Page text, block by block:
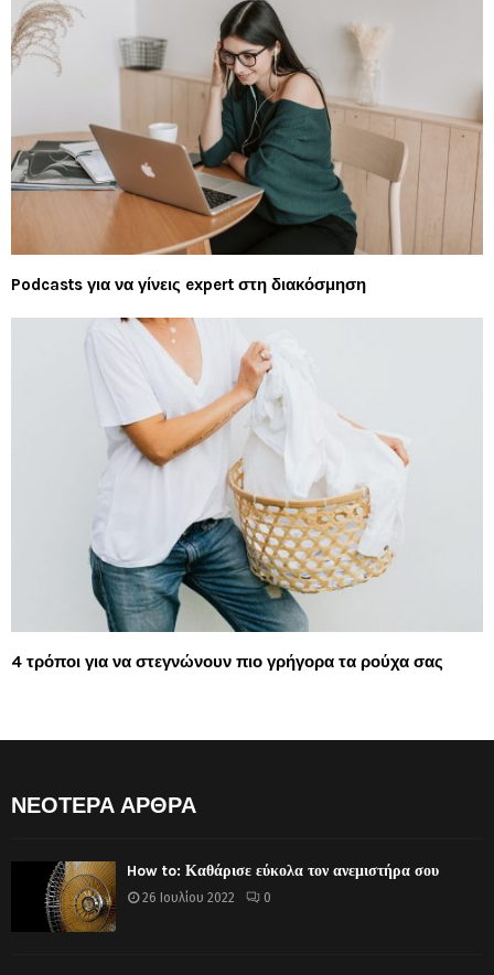
Podcasts για να γίνεις expert στη διακόσμηση
4 τρόποι για να στεγνώνουν πιο γρήγορα τα ρούχα σας
ΝΕΟΤΕΡΑ ΑΡΘΡΑ
How to: Καθάρισε εύκολα τον ανεμιστήρα σου
26 Ιουλίου 2022 0